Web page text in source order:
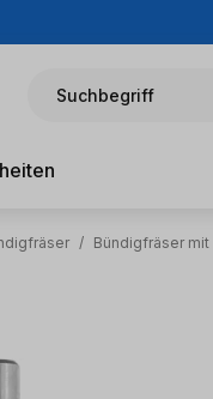
Suchbegriff
/ Bündigfräser